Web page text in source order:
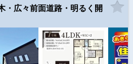
広々前面道路・明るく開